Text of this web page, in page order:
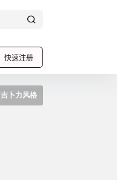
快速注册
吉卜力风格